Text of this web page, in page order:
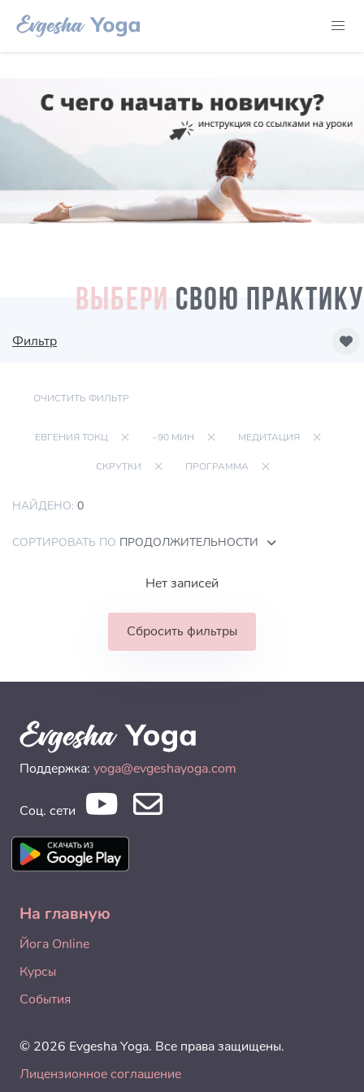
ВЫБЕРИ СВОЮ ПРАКТИКУ
Фильтр
ОЧИСТИТЬ ФИЛЬТР
ЕВГЕНИЯ ТОКЦ ~90 МИН МЕДИТАЦИЯ
СКРУТКИ ПРОГРАММА
НАЙДЕНО: 0
СОРТИРОВАТЬ ПО ПРОДОЛЖИТЕЛЬНОСТИ
Нет записей
Сбросить фильтры
Поддержка: yoga@evgeshayoga.com
Соц. сети
На главную
Йога Online
Курсы
События
© 2026 Evgesha Yoga. Все права защищены.
Лицензионное соглашение